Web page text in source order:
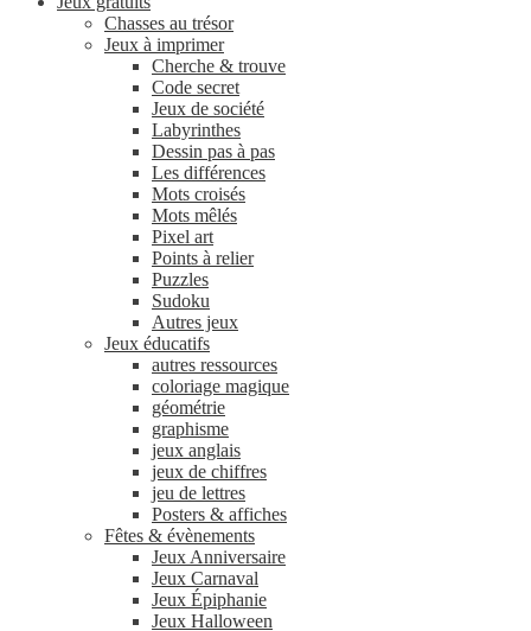
Chasses au trésor
Jeux à imprimer
Cherche & trouve
Code secret
Jeux de société
Labyrinthes
Dessin pas à pas
Les différences
Mots croisés
Mots mêlés
Pixel art
Points à relier
Puzzles
Sudoku
Autres jeux
Jeux éducatifs
autres ressources
coloriage magique
géométrie
graphisme
jeux anglais
jeux de chiffres
jeu de lettres
Posters & affiches
Fêtes & évènements
Jeux Anniversaire
Jeux Carnaval
Jeux Épiphanie
Jeux Halloween